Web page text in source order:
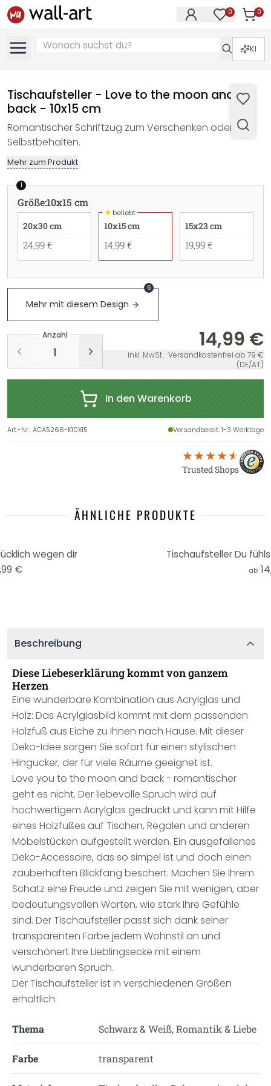
0 0
KI
Tischaufsteller - Love to the moon and
back - 10x15 cm
Romantischer Schriftzug zum Verschenken oder
Selbstbehalten.
Mehr zum Produkt
1
Größe:10x15 cm
20x30 cm
24,99 €
★beliebt
10x15 cm
14,99 €
15x23 cm
19,99 €
Mehr mit diesem Design
6
Anzahl 14,99 €
inkl. MwSt. · Versandkostenfrei ab 79 €
(DE/AT)
In den Warenkorb
Art.-Nr.:ACA5266-K10X15 Versandbereit: 1-3 Werktage
Trusted Shops
ÄHNLICHE PRODUKTE
wegen dir
€
Tischaufsteller Du
ab
Beschreibung
Diese Liebeserklärung kommt von ganzem
Herzen
Eine wunderbare Kombination aus Acrylglas und
Holz: Das Acrylglasbild kommt mit dem passenden
Holzfuß aus Eiche zu Ihnen nach Hause. Mit dieser
Deko-Idee sorgen Sie sofort für einen stylischen
Hingucker, der für viele Räume geeignet ist.
Love you to the moon and back - romantischer
geht es nicht. Der liebevolle Spruch wird auf
hochwertigem Acrylglas gedruckt und kann mit Hilfe
eines Holzfußes auf Tischen, Regalen und anderen
Möbelstücken aufgestellt werden. Ein ausgefallenes
Deko-Accessoire, das so simpel ist und doch einen
zauberhaften Blickfang beschert. Machen Sie Ihrem
Schatz eine Freude und zeigen Sie mit wenigen, aber
bedeutungsvollen Worten, wie stark Ihre Gefühle
sind. Der Tischaufsteller passt sich dank seiner
transparenten Farbe jedem Wohnstil an und
verschönert Ihre Lieblingsecke mit einem
wunderbaren Spruch.
Der Tischaufsteller ist in verschiedenen Größen
erhältlich.
Thema Schwarz & Weiß, Romantik & Liebe
Farbe transparent